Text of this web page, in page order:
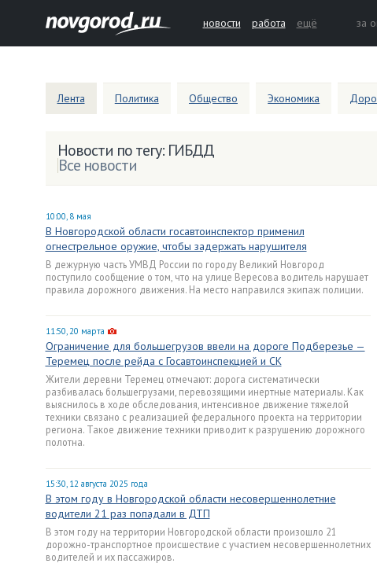
новости работа ещё за
Лента Политика Общество Экономика
Новости по тегу: ГИБДД
Все новости
10:00, 8 мая
В Новгородской области госавтоинспектор применил
огнестрельное оружие, чтобы задержать нарушителя
В дежурную часть УМВД России по городу Великий Новгород
поступило сообщение о том, что на улице Вересова водитель нарушает
правила дорожного движения. На место направился экипаж полиции.
11:50, 20 марта
Ограничение для большегрузов ввели на дороге Подберезье —
Теремец после рейда с Госавтоинспекцией и СК
Жители деревни Теремец отмечают: дорога систематически
разбивалась большегрузами, перевозящими инертные материалы. Как
выяснилось в ходе обследования, интенсивное движение тяжелой
техники связано с реализацией федерального проекта на территории
региона. Такое движение техники приводит к разрушению дорожного
полотна.
15:30, 12 августа 2025 года
В этом году в Новгородской области несовершеннолетние
водители 21 раз попадали в ДТП
В этом году на территории Новгородской области произошло 21
дорожно-транспортное происшествие с участием несовершеннолетних
водителей и их пассажиров.